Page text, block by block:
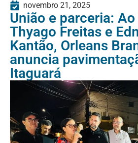
novembro 21, 2025
União e parceria:
Thyago Freitas e
Kantão, Orleans
anuncia
Itaguará